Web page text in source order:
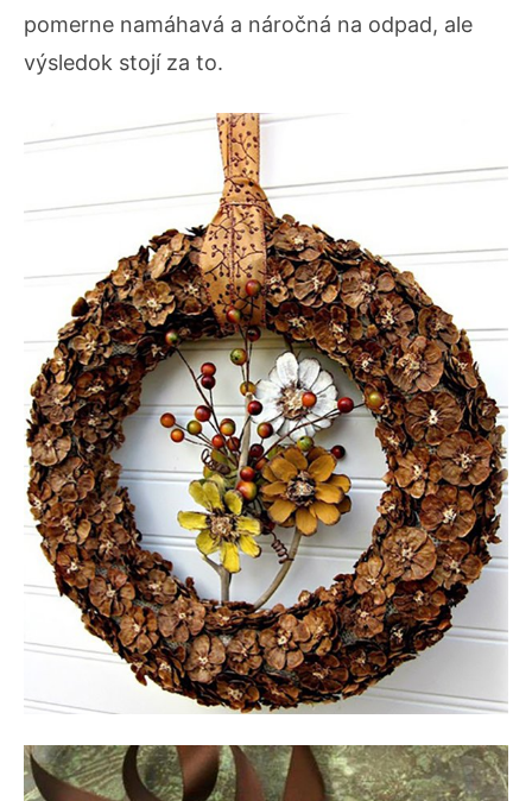
pomerne namáhavá a náročná na odpad, ale
výsledok stojí za to.